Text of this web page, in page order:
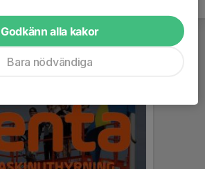
Godkänn alla kakor
Bara nödvändiga